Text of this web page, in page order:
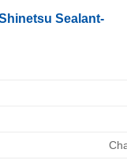
Sealant-